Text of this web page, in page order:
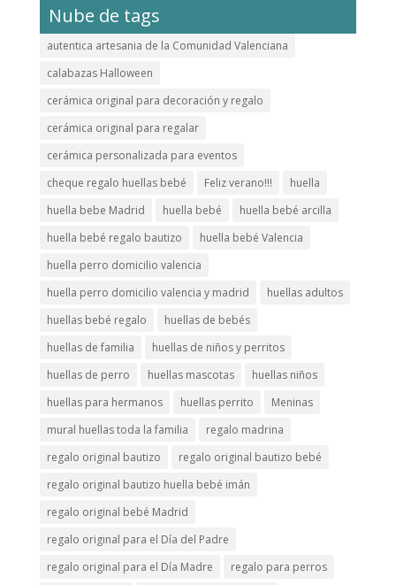
Nube de tags
autentica artesania de la Comunidad Valenciana
calabazas Halloween
cerámica original para decoración y regalo
cerámica original para regalar
cerámica personalizada para eventos
cheque regalo huellas bebé
Feliz verano!!!
huella
huella bebe Madrid
huella bebé
huella bebé arcilla
huella bebé regalo bautizo
huella bebé Valencia
huella perro domicilio valencia
huella perro domicilio valencia y madrid
huellas adultos
huellas bebé regalo
huellas de bebés
huellas de familia
huellas de niños y perritos
huellas de perro
huellas mascotas
huellas niños
huellas para hermanos
huellas perrito
Meninas
mural huellas toda la familia
regalo madrina
regalo original bautizo
regalo original bautizo bebé
regalo original bautizo huella bebé imán
regalo original bebé Madrid
regalo original para el Día del Padre
regalo original para el Día Madre
regalo para perros